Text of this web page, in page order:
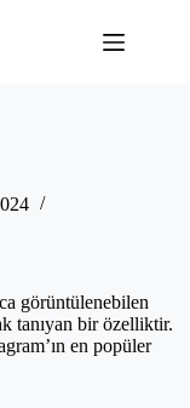
görüntülenebilen
tanıyan bir özelliktir.
en popüler